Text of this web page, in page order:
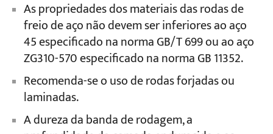
As propriedades dos materiais das rodas de
freio de aço não devem ser inferiores ao aço
45 especificado na norma GB/T 699 ou ao aço
ZG310-570 especificado na norma GB 11352.
Recomenda-se o uso de rodas forjadas ou
laminadas.
A dureza da banda de rodagem, a